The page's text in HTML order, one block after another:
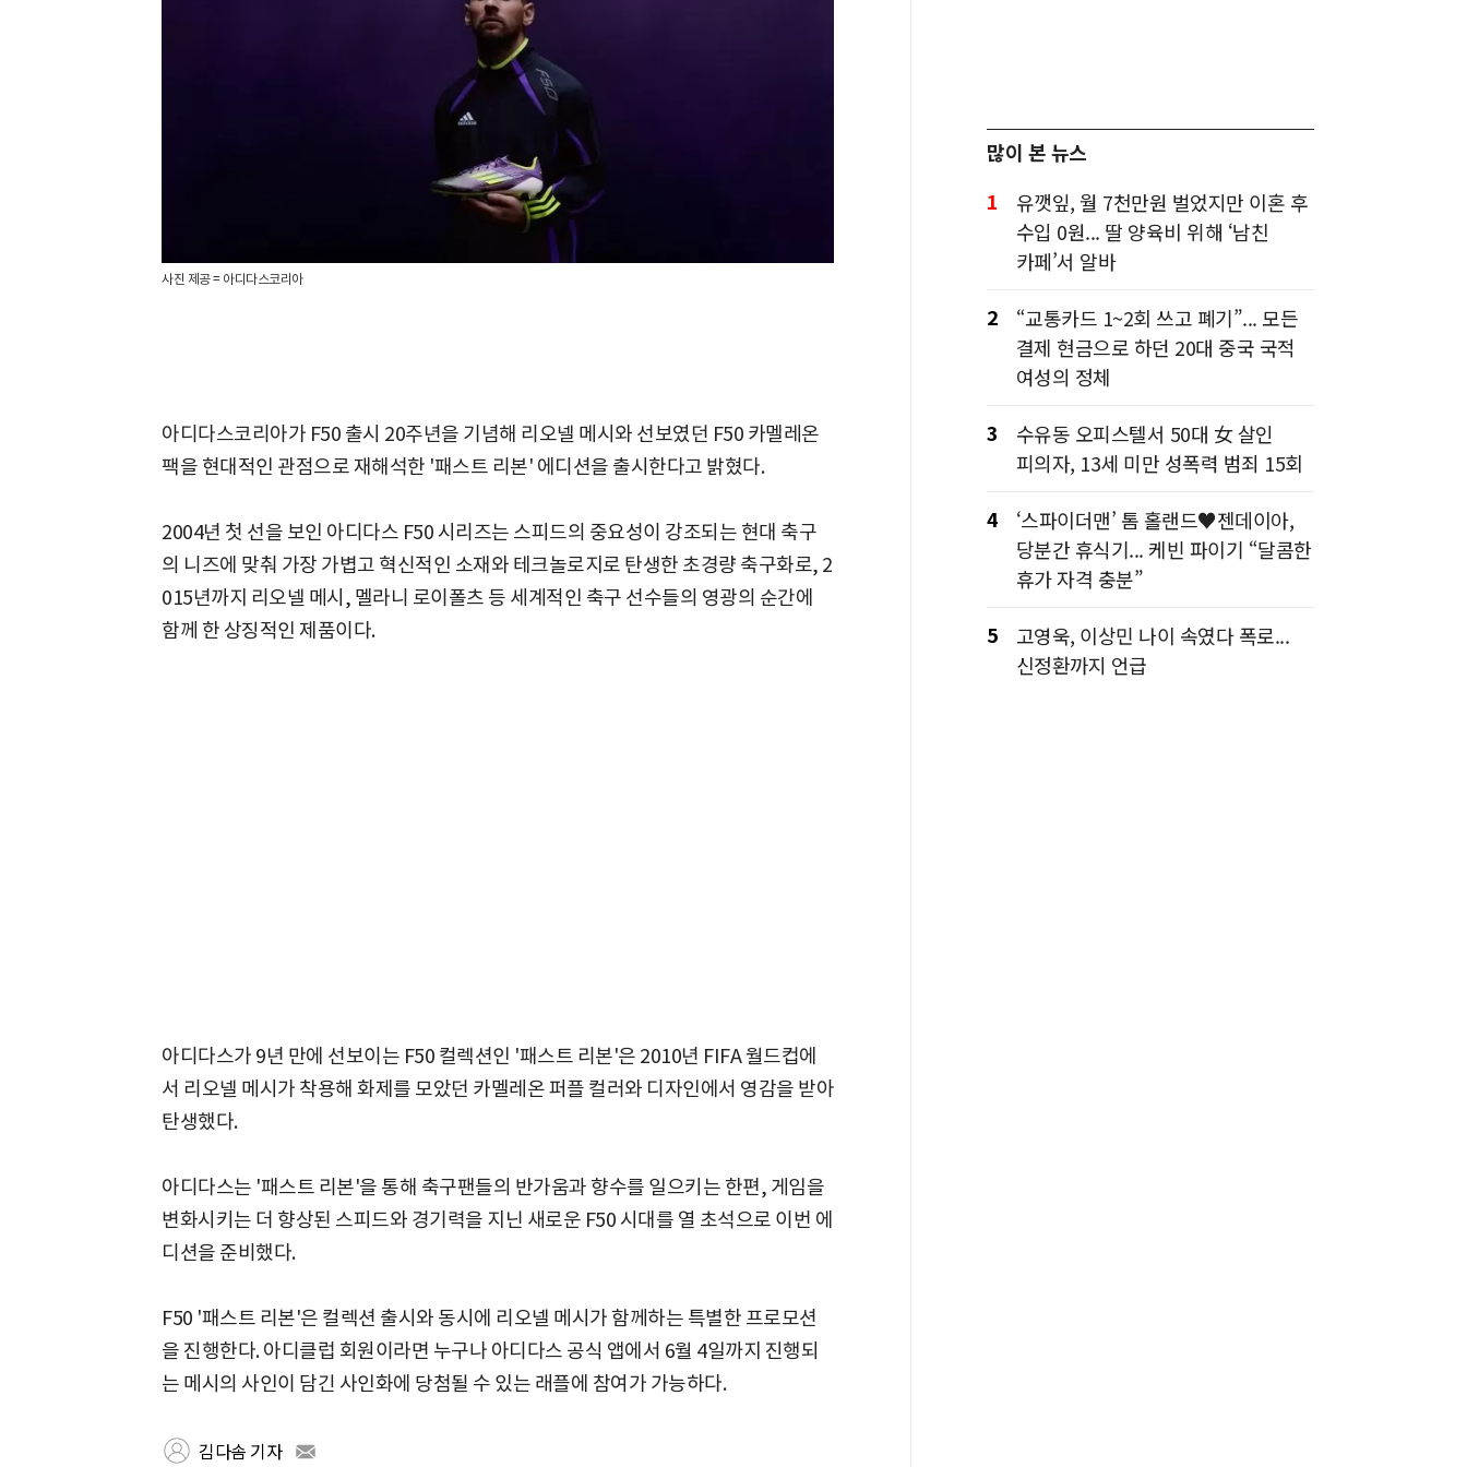
사진 제공 = 아디다스코리아
아디다스코리아가 F50 출시 20주년을 기념해 리오넬 메시와 선보였던 F50 카멜레온
팩을 현대적인 관점으로 재해석한 '패스트 리본' 에디션을 출시한다고 밝혔다.
2004년 첫 선을 보인 아디다스 F50 시리즈는 스피드의 중요성이 강조되는 현대 축구
의 니즈에 맞춰 가장 가볍고 혁신적인 소재와 테크놀로지로 탄생한 초경량 축구화로, 2
015년까지 리오넬 메시, 멜라니 로이폴츠 등 세계적인 축구 선수들의 영광의 순간에
함께 한 상징적인 제품이다.
아디다스가 9년 만에 선보이는 F50 컬렉션인 '패스트 리본'은 2010년 FIFA 월드컵에
서 리오넬 메시가 착용해 화제를 모았던 카멜레온 퍼플 컬러와 디자인에서 영감을 받아
탄생했다.
아디다스는 '패스트 리본'을 통해 축구팬들의 반가움과 향수를 일으키는 한편, 게임을
변화시키는 더 향상된 스피드와 경기력을 지닌 새로운 F50 시대를 열 초석으로 이번 에
디션을 준비했다.
F50 '패스트 리본'은 컬렉션 출시와 동시에 리오넬 메시가 함께하는 특별한 프로모션
을 진행한다. 아디클럽 회원이라면 누구나 아디다스 공식 앱에서 6월 4일까지 진행되
는 메시의 사인이 담긴 사인화에 당첨될 수 있는 래플에 참여가 가능하다.
김다솜 기자
많이 본 뉴스
1
유깻잎, 월 7천만원 벌었지만 이혼 후
수입 0원... 딸 양육비 위해 ‘남친
카페’서 알바
2
“교통카드 1~2회 쓰고 폐기”... 모든
결제 현금으로 하던 20대 중국 국적
여성의 정체
3
수유동 오피스텔서 50대 女 살인
피의자, 13세 미만 성폭력 범죄 15회
4
‘스파이더맨’ 톰 홀랜드♥젠데이아,
당분간 휴식기... 케빈 파이기 “달콤한
휴가 자격 충분”
5
고영욱, 이상민 나이 속였다 폭로...
신정환까지 언급